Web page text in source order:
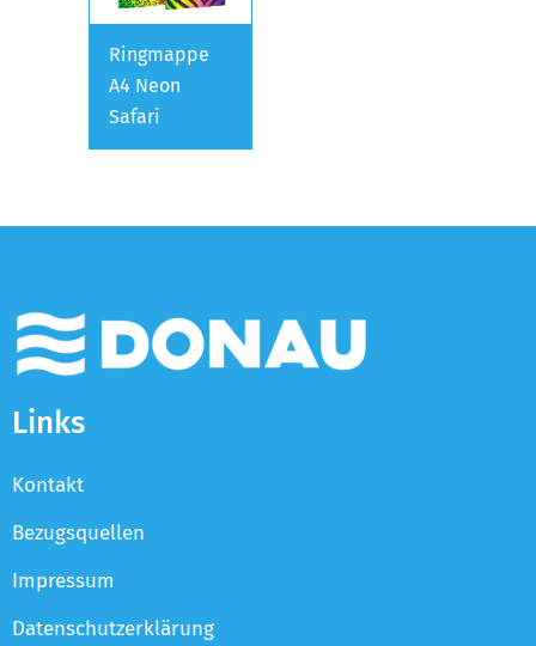
Ringmappe
A4 Neon
Safari
Links
Kontakt
Bezugsquellen
Impressum
Datenschutzerklärung